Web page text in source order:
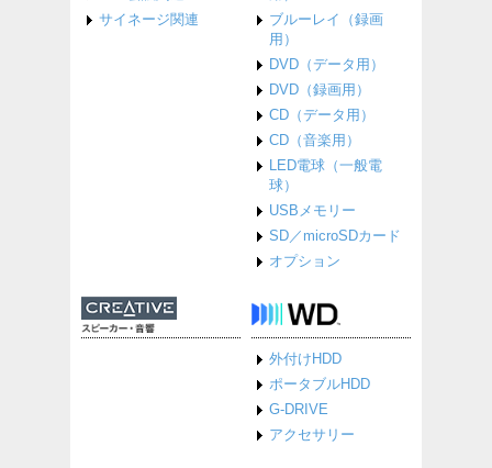
サイネージ関連
ブルーレイ（録画
用）
DVD（データ用）
DVD（録画用）
CD（データ用）
CD（音楽用）
LED電球（一般電
球）
USBメモリー
SD／microSDカード
オプション
外付けHDD
ポータブルHDD
G-DRIVE
アクセサリー